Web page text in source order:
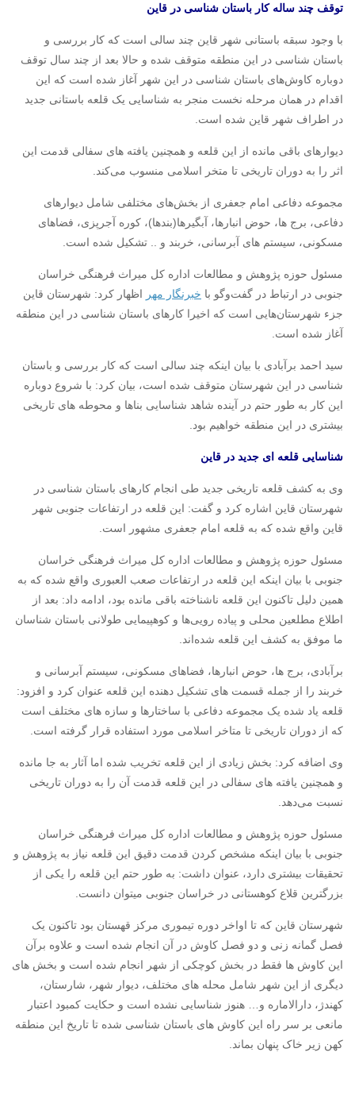
توقف چند ساله کار باستان شناسی در قاین
با وجود سبقه باستانی شهر قاین چند سالی است که کار بررسی و
باستان شناسی در این منطقه متوقف شده و حالا بعد از چند سال توقف
دوباره کاوش‌های باستان شناسی در این شهر آغاز شده است که این
اقدام در همان مرحله نخست منجر به شناسایی یک قلعه باستانی جدید
در اطراف شهر قاین شده است.
دیوارهای باقی مانده از این قلعه و همچنین یافته های سفالی قدمت این
اثر را به دوران تاریخی تا متخر اسلامی منسوب می‌کند.
مجموعه دفاعی امام جعفری از بخش‌های مختلفی شامل دیوارهای
دفاعی، برج ها، حوض انبارها، آبگیرها(بندها)، کوره آجرپزی، فضاهای
مسکونی، سیستم های آبرسانی، خربند و .. تشکیل شده است.
مسئول حوزه پژوهش و مطالعات اداره کل میراث فرهنگی خراسان
جنوبی در ارتباط در گفت‌وگو با خبرنگار مهر اظهار کرد: شهرستان قاین
جزء شهرستان‌هایی است که اخیرا کارهای باستان شناسی در این منطقه
آغاز شده است.
سید احمد برآبادی با بیان اینکه چند سالی است که کار بررسی و باستان
شناسی در این شهرستان متوقف شده است، بیان کرد: با شروع دوباره
این کار به طور حتم در آینده شاهد شناسایی بناها و محوطه های تاریخی
بیشتری در این منطقه خواهیم بود.
شناسایی قلعه ای جدید در قاین
وی به کشف قلعه تاریخی جدید طی انجام کارهای باستان شناسی در
شهرستان قاین اشاره کرد و گفت: این قلعه در ارتفاعات جنوبی شهر
قاین واقع شده که به قلعه امام جعفری مشهور است.
مسئول حوزه پژوهش و مطالعات اداره کل میراث فرهنگی خراسان
جنوبی با بیان اینکه این قلعه در ارتفاعات صعب العبوری واقع شده که به
همین دلیل تاکنون این قلعه ناشناخته باقی مانده بود، ادامه داد: بعد از
اطلاع مطلعین محلی و پیاده رویی‌ها و کوهپیمایی طولانی باستان شناسان
ما موفق به کشف این قلعه شده‌اند.
برآبادی، برج ها، حوض انبارها، فضاهای مسکونی، سیستم آبرسانی و
خربند را از جمله قسمت های تشکیل دهنده این قلعه عنوان کرد و افزود:
قلعه یاد شده یک مجموعه دفاعی با ساختارها و سازه های مختلف است
که از دوران تاریخی تا متاخر اسلامی مورد استفاده قرار گرفته است.
وی اضافه کرد: بخش زیادی از این قلعه تخریب شده اما آثار به جا مانده
و همچنین یافته های سفالی در این قلعه قدمت آن را به دوران تاریخی
نسبت می‌دهد.
مسئول حوزه پژوهش و مطالعات اداره کل میراث فرهنگی خراسان
جنوبی با بیان اینکه مشخص کردن قدمت دقیق این قلعه نیاز به پژوهش و
تحقیقات بیشتری دارد، عنوان داشت: به طور حتم این قلعه را یکی از
بزرگترین قلاع کوهستانی در خراسان جنوبی میتوان دانست.
شهرستان قاین که تا اواخر دوره تیموری مرکز قهستان بود تاکنون یک
فصل گمانه زنی و دو فصل کاوش در آن انجام شده است و علاوه برآن
این کاوش ها فقط در بخش کوچکی از شهر انجام شده است و بخش های
دیگری از این شهر شامل محله های مختلف، دیوار شهر، شارستان،
کهندژ، دارالاماره و… هنوز شناسایی نشده است و حکایت کمبود اعتبار
مانعی بر سر راه این کاوش های باستان شناسی شده تا تاریخ این منطقه
کهن زیر خاک پنهان بماند.